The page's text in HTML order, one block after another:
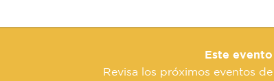
Este
Revisa los próximos eventos